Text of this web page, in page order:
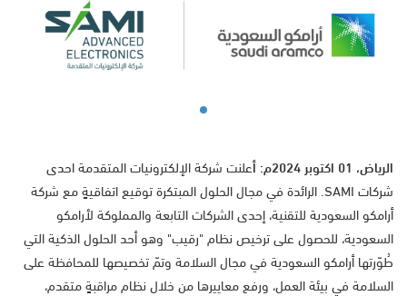
الرياض، 01 اكتوبر 2024م: أعلنت شركة الإلكترونيات المتقدمة احدى
شركات SAMI. الرائدة في مجال الحلول المبتكرة توقيع اتفاقيةٍ مع شركة
أرامكو السعودية للتقنية، إحدى الشركات التابعة والمملوكة لأرامكو
السعودية، للحصول على ترخيص نظام "رقيب" وهو أحد الحلول الذكية التي
طُوّرتها أرامكو السعودية في مجال السلامة وتمّ تخصيصها للمحافظة على
السلامة في بيئة العمل، ورفع معاييرها من خلال نظام مراقبةٍ متقدم،